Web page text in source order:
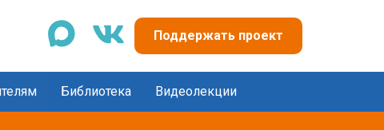
max
Поддержать проект
Библиотека Видеолекции